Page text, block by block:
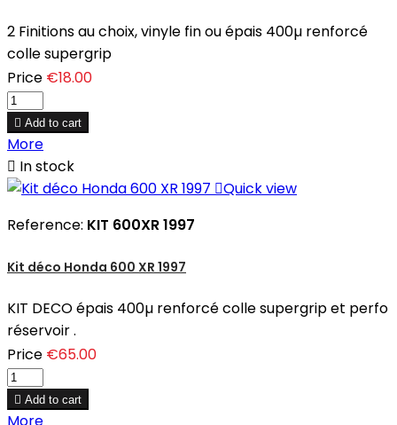
2 Finitions au choix, vinyle fin ou épais 400µ renforcé
colle supergrip
Price €18.00
 Add to cart
More
 In stock
Quick view
Reference: KIT 600XR 1997
Kit déco Honda 600 XR 1997
KIT DECO épais 400µ renforcé colle supergrip et perfo
réservoir .
Price €65.00
 Add to cart